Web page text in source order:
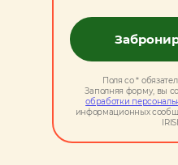
Поля со *
Заполняя форму, вы
обработки
информационных